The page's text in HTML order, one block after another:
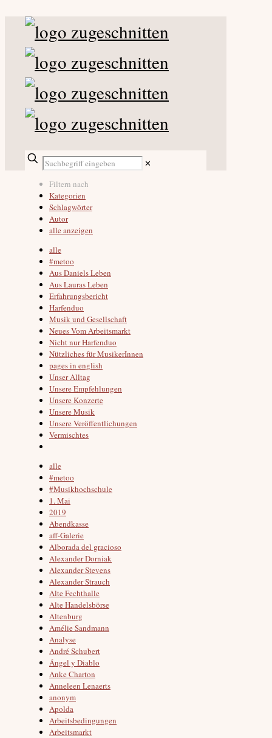
✕
Filtern nach
Kategorien
Schlagwörter
Autor
alle anzeigen
alle
#metoo
Aus Daniels Leben
Aus Lauras Leben
Erfahrungsbericht
Harfenduo
Musik und Gesellschaft
Neues Vom Arbeitsmarkt
Nicht nur Harfenduo
Nützliches für MusikerInnen
pages in english
Unser Alltag
Unsere Empfehlungen
Unsere Konzerte
Unsere Musik
Unsere Veröffentlichungen
Vermischtes
alle
#metoo
#Musikhochschule
1. Mai
2019
Abendkasse
aff-Galerie
Alborada del gracioso
Alexander Dorniak
Alexander Stevens
Alexander Strauch
Alte Fechthalle
Alte Handelsbörse
Altenburg
Amélie Sandmann
Analyse
André Schubert
Ángel y Diablo
Anke Charton
Anneleen Lenaerts
anonym
Apolda
Arbeitsbedingungen
Arbeitsmarkt